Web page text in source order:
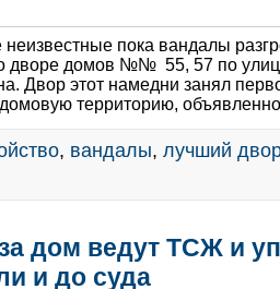
пока вандалы
дворе домов №№ 55, 57 по
Двор этот намедни занял
территорию,
, вандалы, лучший
дом ведут ТСЖ и
и до суда